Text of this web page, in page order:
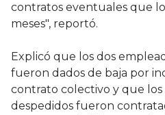
contratos eventuales que
meses", reportó.
Explicó que los dos
fueron dados de baja por
contrato colectivo y que
despedidos fueron